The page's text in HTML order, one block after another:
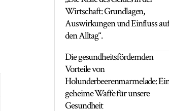
Wirtschaft: Grundlagen,
Auswirkungen und Einfluss auf
den Alltag“.
Die gesundheitsfördernden
Vorteile von
Holunderbeerenmarmelade:
geheime Waffe für unsere
Gesundheit